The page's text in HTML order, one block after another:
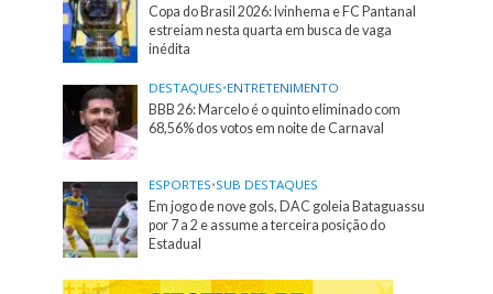
Copa do Brasil 2026: Ivinhema e FC Pantanal
estreiam nesta quarta em busca de vaga
inédita
DESTAQUES•ENTRETENIMENTO
BBB 26: Marcelo é o quinto eliminado com
68,56% dos votos em noite de Carnaval
ESPORTES•SUB DESTAQUES
Em jogo de nove gols, DAC goleia Bataguassu
por 7 a 2 e assume a terceira posição do
Estadual